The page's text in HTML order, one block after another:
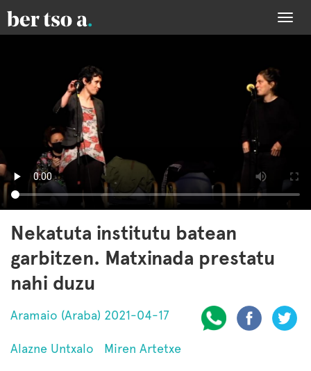
Nekatuta institutu batean
garbitzen. Matxinada prestatu
nahi duzu
Aramaio (Araba) 2021-04-17
Alazne Untxalo Miren Artetxe